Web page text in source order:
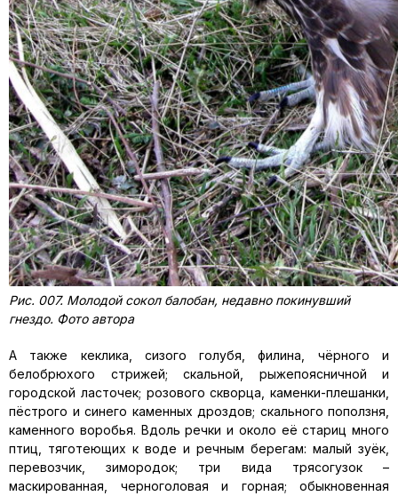
Рис. 007. Молодой сокол балобан, недавно покинувший
гнездо. Фото автора
А также кеклика, сизого голубя, филина, чёрного и
белобрюхого стрижей; скальной, рыжепоясничной и
городской ласточек; розового скворца, каменки-плешанки,
пёстрого и синего каменных дроздов; скального поползня,
каменного воробья. Вдоль речки и около её стариц много
птиц, тяготеющих к воде и речным берегам: малый зуёк,
перевозчик, зимородок; три вида трясогузок –
маскированная, черноголовая и горная; обыкновенная